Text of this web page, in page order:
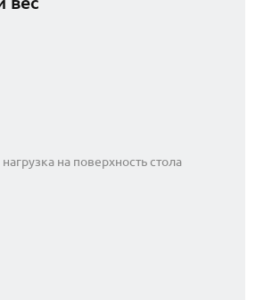
на поверхность стола